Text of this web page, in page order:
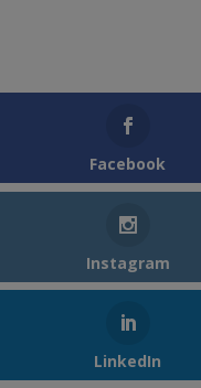
Facebook
Instagram
LinkedIn